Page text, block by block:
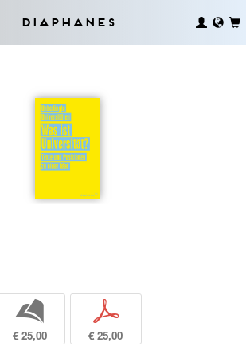
Diaphanes
b
€ 25,00
p
€ 25,00